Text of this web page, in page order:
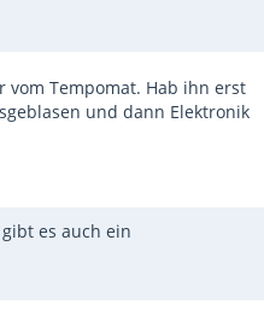
vom Tempomat. Hab ihn erst
und dann Elektronik
es auch ein